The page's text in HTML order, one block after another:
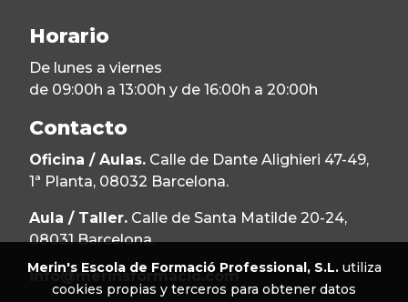
Horario
De lunes a viernes
de 09:00h a 13:00h y de 16:00h a 20:00h
Contacto
Oficina / Aulas. Calle de Dante Alighieri 47-49,
1ª Planta, 08032 Barcelona.
Aula / Taller. Calle de Santa Matilde 20-24,
08031 Barcelona.
info@merinsformacio.com
Merin's Escola de Formació Professional, S.L.utiliza
cookies propias y terceros para obtener datos